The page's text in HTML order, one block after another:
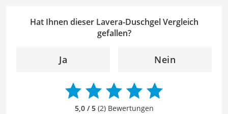
über Beauty- sowie Pflegeprodukte, Gesundheitsartikel,
Haushaltswaren und vieles mehr. Meine Beiträge
Empfehlungen, um Lesern dabei zu helfen, die besten
Schönheits- als auch Pflegeroutine zu optimieren.
Der Lavera-Duschgel-Vergleich ist aus unserer Sicht
besonders empfehlenswert fürNaturbewusste
Hat Ihnen dieser Lavera-Duschgel Vergleich
gefallen?
Ja Nein
5,0 / 5(2) Bewertungen